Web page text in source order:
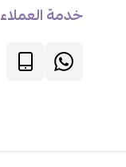
خدمة العملاء